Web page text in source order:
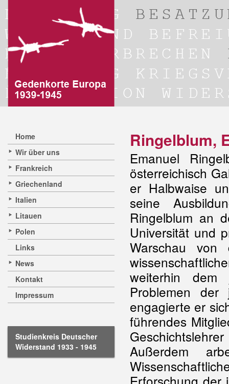
Home
Wir über uns
Frankreich
Griechenland
Italien
Litauen
Polen
Links
News
Kontakt
Impressum
Studienkreis Deutscher
Widerstand 1933 - 1945
Ringelblum,
Emanuel
österreichisch
er Halbwaise
seine
Ringelblum an
Universität und
Warschau
weiterhin
Problemen der
engagierte er
führendes
Außerdem